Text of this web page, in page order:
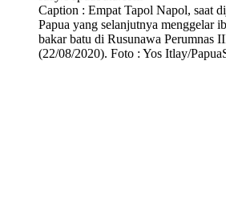
Caption : Empat Tapol Napol, saat
Papua yang selanjutnya menggelar
bakar batu di Rusunawa Perumnas
(22/08/2020). Foto : Yos Itlay/